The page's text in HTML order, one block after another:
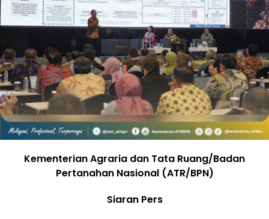
Kementerian Agraria dan Tata Ruang/Badan
Pertanahan Nasional (ATR/BPN)
Siaran Pers